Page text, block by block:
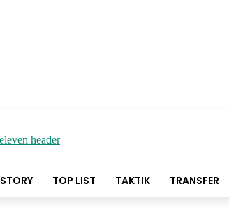
STORY TOP LIST TAKTIK TRANSFER